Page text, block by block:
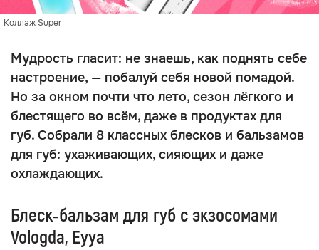
Коллаж Super
Мудрость гласит: не знаешь, как поднять себе
настроение, — побалуй себя новой помадой.
Но за окном почти что лето, сезон лёгкого и
блестящего во всём, даже в продуктах для
губ. Собрали 8 классных блесков и бальзамов
для губ: ухаживающих, сияющих и даже
охлаждающих.
Блеск‑бальзам для губ c экзосомами
Vologda, Eyya